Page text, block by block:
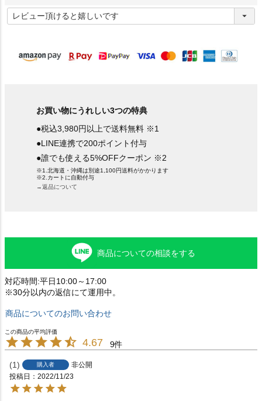
必
須
お買い物にうれしい3つの特典
●税込3,980円以上で送料無料 ※1
●LINE連携で200ポイント付与
●誰でも使える5%OFFクーポン ※2
※1.北海道・沖縄は別途1,100円送料がかかります
※2.カートに自動付与
→返品について
商品についての相談をする
対応時間:平日10:00～17:00
※30分以内の返信にて運用中。
商品についてのお問い合わせ
4.67 9
1 購入者
非公開
投稿日
2022/11/23